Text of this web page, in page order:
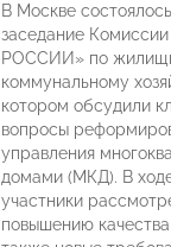
В Москве
заседание
РОССИИ» по
коммунальному
котором обсудили
вопросы
управления
домами (МКД). В
участники
повышению